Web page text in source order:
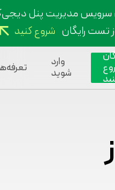
مدیریت پنل دیجی‌کالا
شروع کنید
شوید تعرفه‌ها